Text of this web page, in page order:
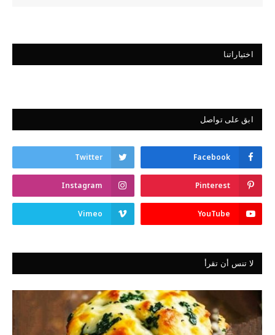
اختياراتنا
ابق على تواصل
Facebook
Twitter
Pinterest
Instagram
YouTube
Vimeo
لا تنس أن تقرأ